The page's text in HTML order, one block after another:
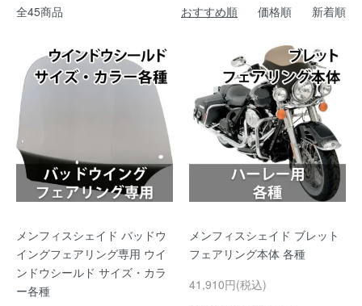
全45商品 おすすめ順 価格順 新着順
メンフィスシェイド バッドウ
イングフェアリング専用 ウイ
ンドウシールド サイズ・カラ
ー各種
メンフィスシェイド ブレット
フェアリング本体 各種
41,910円(税込)